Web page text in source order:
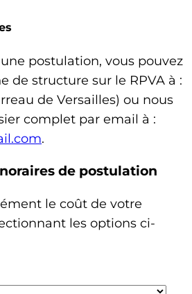
postulation, vous pouvez
de structure sur le RPVA à :
de Versailles) ou nous
complet par email à :
.
de postulation
le coût de votre
les options ci-